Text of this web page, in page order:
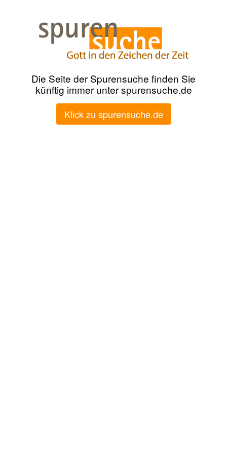
Die Seite der Spurensuche finden Sie
künftig immer unter spurensuche.de
Klick zu spurensuche.de